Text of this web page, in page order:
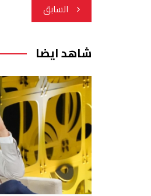
تصفّح
المقالات
السابق
شاهد ايضا